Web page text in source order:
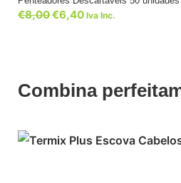
€8,00€6,40 Iva Inc.
Combina